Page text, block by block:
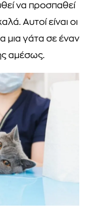
να προσπαθεί
Αυτοί είναι οι
μια γάτα σε έναν
αμέσως.